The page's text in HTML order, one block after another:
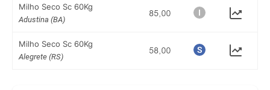
Milho Seco Sc 60Kg
Adustina (BA)
Milho Seco Sc 60Kg
Alegrete (RS)